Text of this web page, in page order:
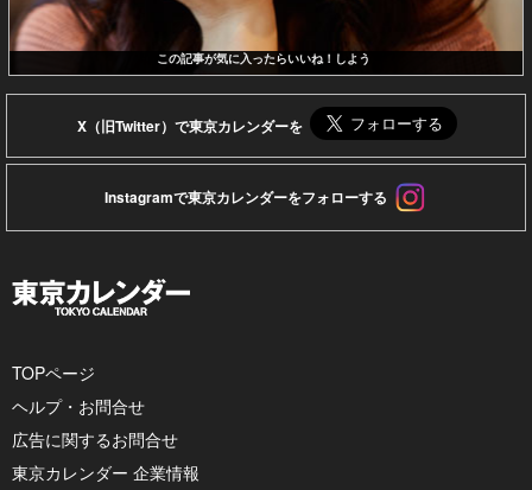
この記事が気に入ったらいいね！しよう
X（旧Twitter）で東京カレンダーを
Instagramで東京カレンダーをフォローする
TOPページ
ヘルプ・お問合せ
広告に関するお問合せ
東京カレンダー 企業情報